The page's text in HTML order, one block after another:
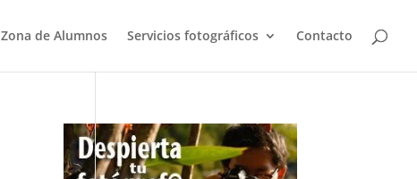
Zona de Alumnos Servicios fotográficos Contacto